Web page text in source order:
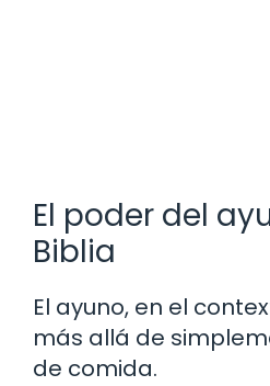
El poder del
Biblia
El ayuno, en el
más allá de
de comida.